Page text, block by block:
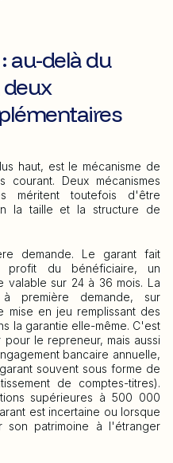
au-delà du
deux
haut, est le mécanisme de
Deux mécanismes
méritent toutefois d'être
la taille et la structure de
demande. Le garant fait
du bénéficiaire, un
valable sur 24 à 36 mois. La
première demande, sur
mise en jeu remplissant des
la garantie elle-même. C'est
le repreneur, mais aussi
bancaire annuelle,
souvent sous forme de
de comptes-titres).
supérieures à 500 000
est incertaine ou lorsque
son patrimoine à l'étranger